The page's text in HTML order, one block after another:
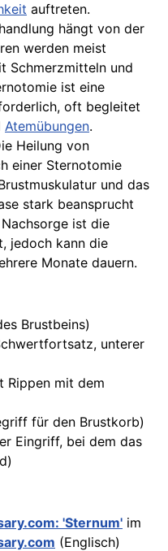
auftreten.
hängt von der
werden meist
Schmerzmitteln und
ist eine
oft begleitet
Atemübungen.
Heilung von
einer Sternotomie
und das
stark beansprucht
ist die
jedoch kann die
Monate dauern.
Brustbeins)
unterer
Rippen mit dem
für den Brustkorb)
Eingriff, bei dem das
'Sternum' im
(Englisch)